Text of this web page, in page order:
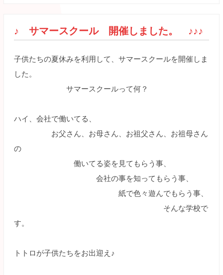
♪ サマースクール 開催しました。 ♪♪♪
子供たちの夏休みを利用して、サマースクールを開催しま
した。
サマースクールって何？
ハイ、会社で働いてる、
お父さん、お母さん、お祖父さん、お祖母さん
の
働いてる姿を見てもらう事、
会社の事を知ってもらう事、
紙で色々遊んでもらう事、
そんな学校で
す。
トトロが子供たちをお出迎え♪